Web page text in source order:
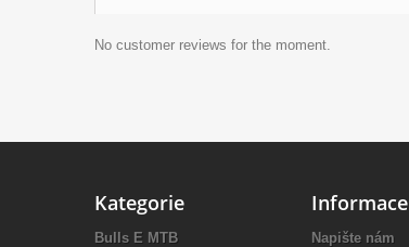
No customer reviews for the moment.
Kategorie
Bulls E MTB
Informace
Napište nám